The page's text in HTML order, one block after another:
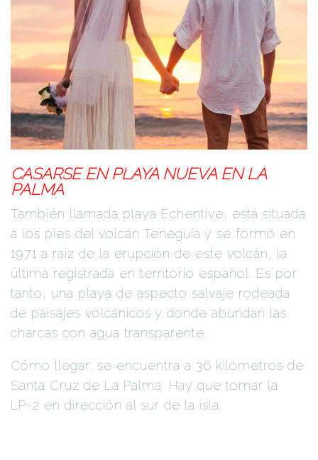
CASARSE EN PLAYA NUEVA EN LA
PALMA
También llamada playa Echentive, está situada
a los pies del volcán Teneguía y se formó en
1971 a raíz de la erupción de este volcán, la
última registrada en territorio español. Es por
tanto, una playa de aspecto salvaje rodeada
de paisajes volcánicos y donde abundan las
charcas con agua transparente.
Cómo llegar: se encuentra a 36 kilómetros de
Santa Cruz de La Palma. Hay que tomar la
LP-­2 en dirección al sur de la isla.